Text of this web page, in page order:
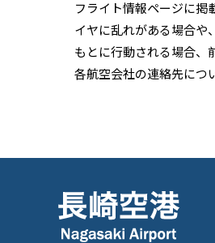
フライト情報ページに掲
イヤに乱れがある場合や
もとに行動される場合、
各航空会社の連絡先につ